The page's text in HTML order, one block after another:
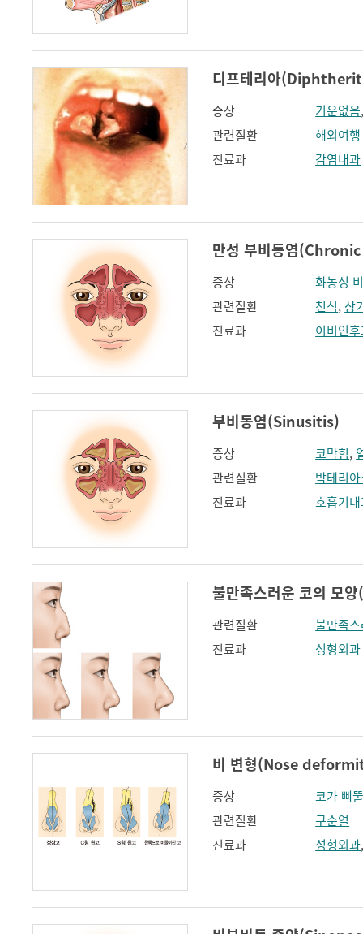
디프테리아
증상 기운없음
관련질환
해외여
진료과
감염내과
만성 부비동염
증상
화농성
관련질환
천식, 상
진료과
이비인
부비동염(Sinusitis)
증상 코막힘,
관련질환
박테리
진료과
호흡기
불만족스러운 코의
관련질환
불만족
진료과
성형외과
비 변형(Nose
증상
코가 삐
관련질환
구순열
진료과
성형외과